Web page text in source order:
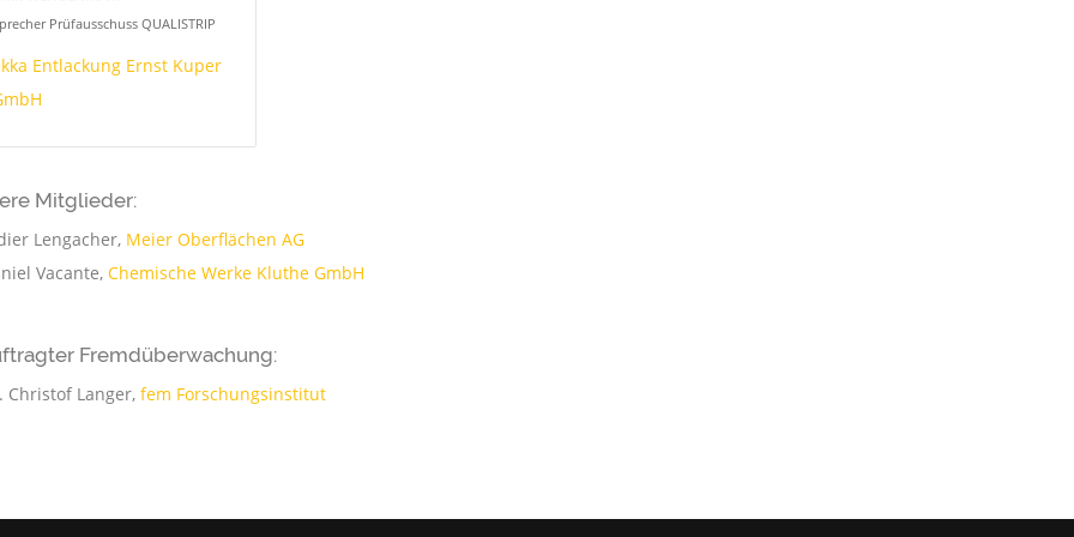
Prüfausschuss QUALISTRIP
Entlackung Ernst Kuper
Mitglieder:
Lengacher, Meier Oberflächen AG
Vacante, Chemische Werke Kluthe GmbH
Fremdüberwachung:
Christof Langer, fem Forschungsinstitut